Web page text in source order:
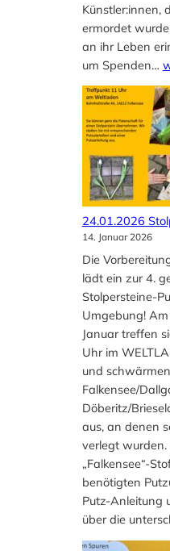
Künstler:innen,
ermordet
an ihr Leben
um Spenden… K
o
n
z
e
r
t
d
s
e
u
t
s
c
h
-
i
s
r
a
e
l
i
s
24.01.2026
14. Januar 2026
Die
lädt ein zur 4.
Stolpersteine-
Umgebung!
Januar treffen
Uhr im
und
Falkensee/
Döberitz/
aus, an denen
verlegt
„Falkensee“-
benötigten
Putz-Anleitung
über die